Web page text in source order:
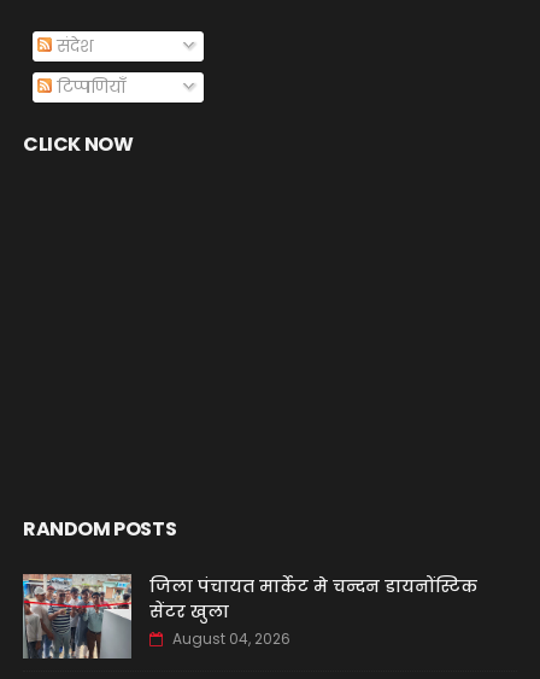
संदेश
टिप्पणियाँ
CLICK NOW
RANDOM POSTS
जिला पंचायत मार्केट मे चन्दन डायनोंस्टिक
सेंटर खुला
August 04, 2026